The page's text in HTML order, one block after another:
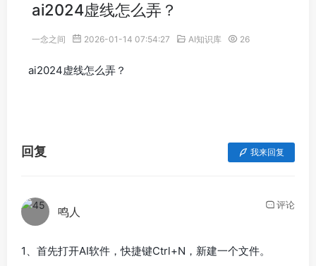
ai2024虚线怎么弄？
一念之间 2026-01-14 07:54:27 AI知识库 26
ai2024虚线怎么弄？
回复 我来回复
鸣人 评论
1、首先打开AI软件，快捷键Ctrl+N，新建一个文件。